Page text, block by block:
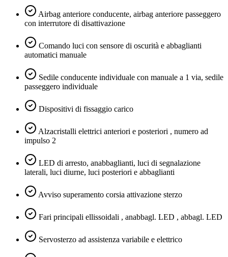
Airbag anteriore conducente, airbag anteriore passeggero
con interrutore di disattivazione
Comando luci con sensore di oscurità e abbaglianti
automatici manuale
Sedile conducente individuale con manuale a 1 via, sedile
passeggero individuale
Dispositivi di fissaggio carico
Alzacristalli elettrici anteriori e posteriori , numero ad
impulso 2
LED di arresto, anabbaglianti, luci di segnalazione
laterali, luci diurne, luci posteriori e abbaglianti
Avviso superamento corsia attivazione sterzo
Fari principali ellissoidali , anabbagl. LED , abbagl. LED
Servosterzo ad assistenza variabile e elettrico